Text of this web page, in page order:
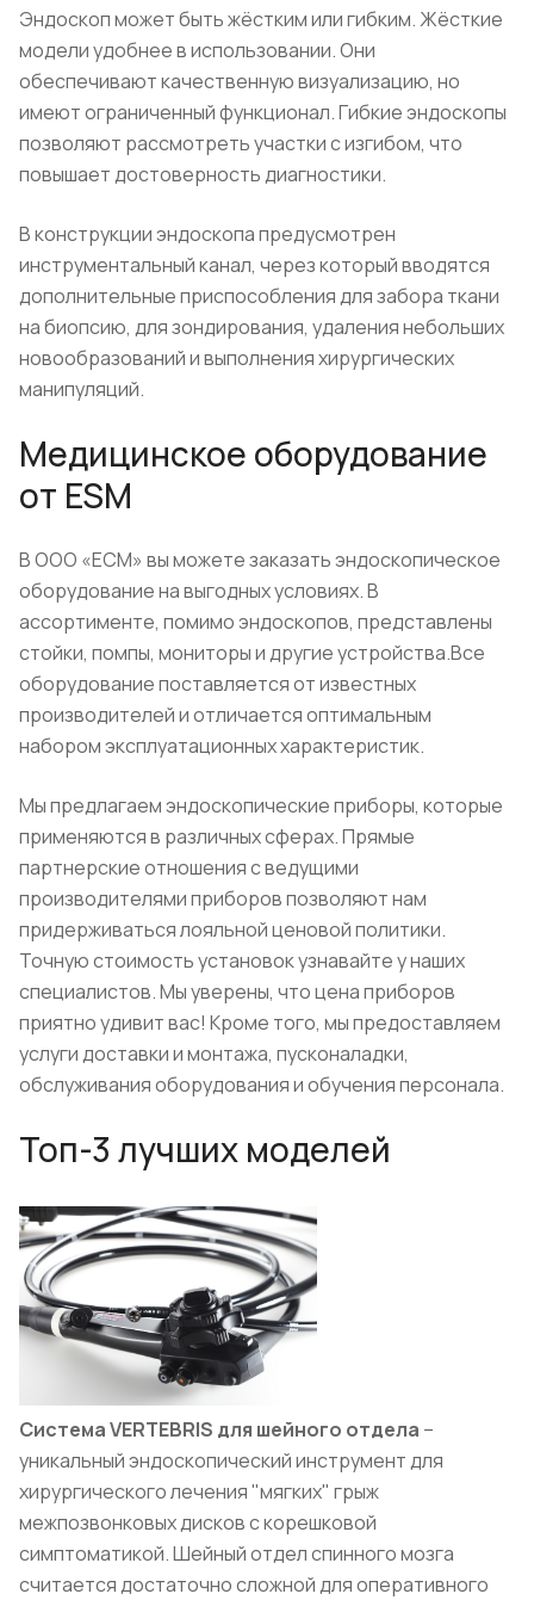
Эндоскоп может быть жёстким или гибким. Жёсткие
модели удобнее в использовании. Они
обеспечивают качественную визуализацию, но
имеют ограниченный функционал. Гибкие эндоскопы
позволяют рассмотреть участки с изгибом, что
повышает достоверность диагностики.
В конструкции эндоскопа предусмотрен
инструментальный канал, через который вводятся
дополнительные приспособления для забора ткани
на биопсию, для зондирования, удаления небольших
новообразований и выполнения хирургических
манипуляций.
Медицинское оборудование
от ESM
В ООО «ЕСМ» вы можете заказать эндоскопическое
оборудование на выгодных условиях. В
ассортименте, помимо эндоскопов, представлены
стойки, помпы, мониторы и другие устройства.​Все
оборудование поставляется от известных
производителей и отличается оптимальным
набором эксплуатационных характеристик.
Мы предлагаем эндоскопические приборы, которые
применяются в различных сферах. Прямые
партнерские отношения с ведущими
производителями приборов позволяют нам
придерживаться лояльной ценовой политики.
Точную стоимость установок узнавайте у наших
специалистов. Мы уверены, что цена приборов
приятно удивит вас! Кроме того, мы предоставляем
услуги доставки и монтажа, пусконаладки,
обслуживания оборудования и обучения персонала.
Топ-3 лучших моделей
Система VERTEBRIS для шейного отдела –
уникальный эндоскопический инструмент для
хирургического лечения "мягких" грыж
межпозвонковых дисков с корешковой
симптоматикой. Шейный отдел спинного мозга
считается достаточно сложной для оперативного